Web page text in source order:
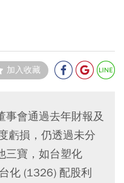
加入收藏
會通過去年財報及
虧損，仍透過未分
三寶，如台塑化
化 (1326) 配股利